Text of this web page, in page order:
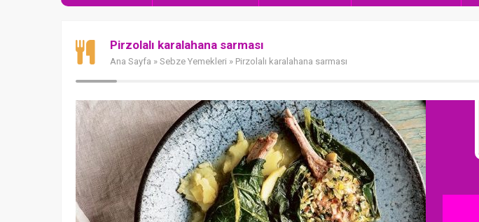
Pirzolalı karalahana sarması
Ana Sayfa » Sebze Yemekleri » Pirzolalı karalahana sarması